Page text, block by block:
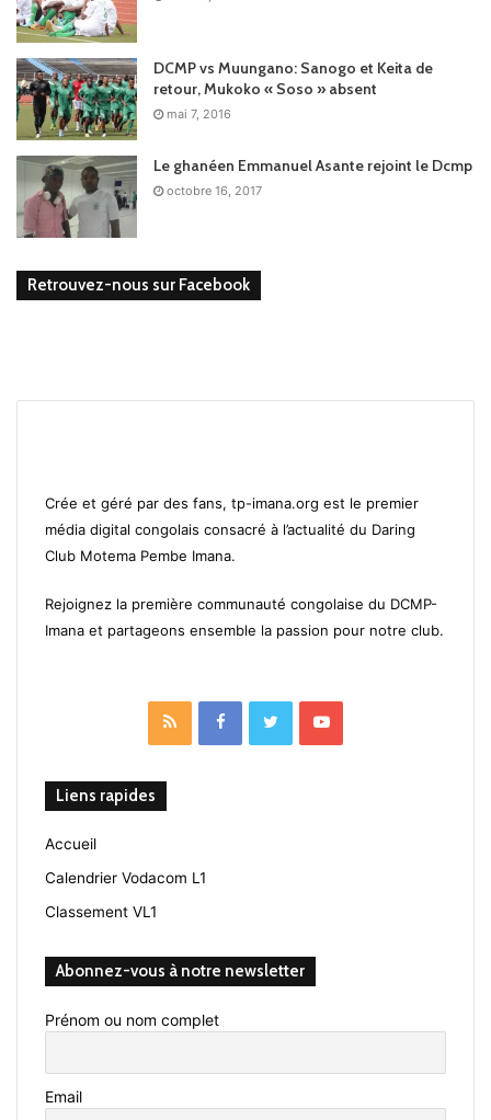
DCMP vs Muungano: Sanogo et Keita de
retour, Mukoko « Soso » absent
mai 7, 2016
Le ghanéen Emmanuel Asante rejoint le Dcmp
octobre 16, 2017
Retrouvez-nous sur Facebook
Crée et géré par des fans, tp-imana.org est le premier
média digital congolais consacré à l’actualité du Daring
Club Motema Pembe Imana.
Rejoignez la première communauté congolaise du DCMP-
Imana et partageons ensemble la passion pour notre club.
RSS FacebookTwitterYouTube
Liens rapides
Accueil
Calendrier Vodacom L1
Classement VL1
Abonnez-vous à notre newsletter
Prénom ou nom complet
Email